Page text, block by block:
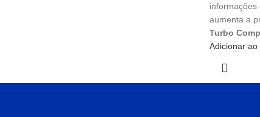
informações
aumenta a
Turbo
Adicionar ao